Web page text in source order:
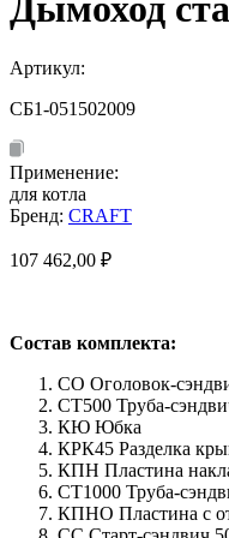
Дымоход
Артикул:
СБ1-051502009
Применение:
для котла
Бренд: CRAFT
107 462,00 ₽
Состав комплекта:
СО Оголовок-
СТ500 Труба-
КЮ Юбка
КРК45 Разделка
КПН Пластина
СТ1000 Труба-
КПНО Пластина с